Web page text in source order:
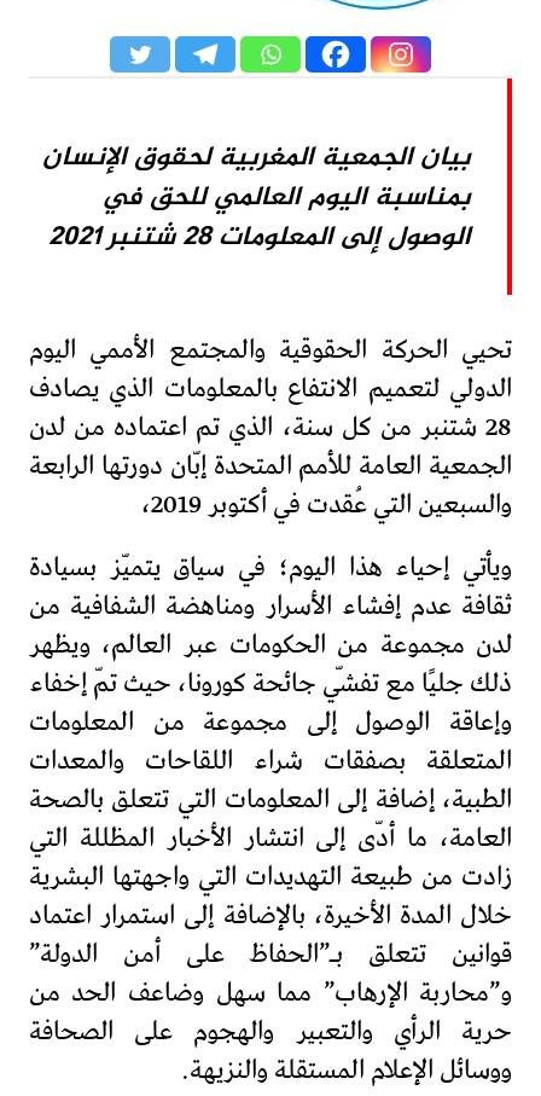
بيان الجمعية المغربية لحقوق الإنسان
بمناسبة اليوم العالمي للحق في
الوصول إلى المعلومات 28 شتنبر 2021
تحيي الحركة الحقوقية والمجتمع الأممي اليوم
الدولي لتعميم الانتفاع بالمعلومات الذي يصادف
28 شتنبر من كل سنة، الذي تم اعتماده من لدن
الجمعية العامة للأمم المتحدة إبّان دورتها الرابعة
والسبعين التي عُقدت في أكتوبر 2019،
ويأتي إحياء هذا اليوم؛ في سياق يتميّز بسيادة
ثقافة عدم إفشاء الأسرار ومناهضة الشفافية من
لدن مجموعة من الحكومات عبر العالم، ويظهر
ذلك جليًا مع تفشّي جائحة كورونا، حيث تمّ إخفاء
وإعاقة الوصول إلى مجموعة من المعلومات
المتعلقة بصفقات شراء اللقاحات والمعدات
الطبية، إضافة إلى المعلومات التي تتعلق بالصحة
العامة، ما أدّى إلى انتشار الأخبار المظللة التي
زادت من طبيعة التهديدات التي واجهتها البشرية
خلال المدة الأخيرة، بالإضافة إلى استمرار اعتماد
قوانين تتعلق بـ”الحفاظ على أمن الدولة”
و”محاربة الإرهاب” مما سهل وضاعف الحد من
حرية الرأي والتعبير والهجوم على الصحافة
ووسائل الإعلام المستقلة والنزيهة.